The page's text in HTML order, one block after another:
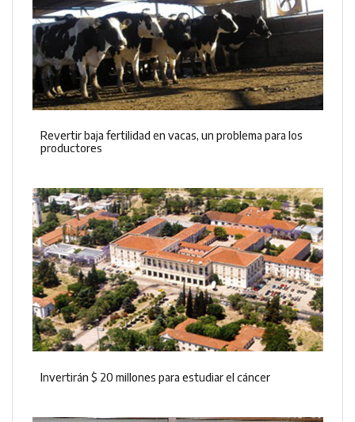
Revertir baja fertilidad en vacas, un problema para los
productores
Invertirán $ 20 millones para estudiar el cáncer